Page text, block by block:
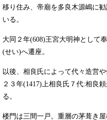
移り住み、帝廟を多良木源嶋に
いる。
大同２年(608)王宮大明神として
(せい)へ遷座。
以後、相良氏によって代々造営
２３年(1417)上相良氏７代:相良
る。
楼門は三間一戸。重層の茅葺き